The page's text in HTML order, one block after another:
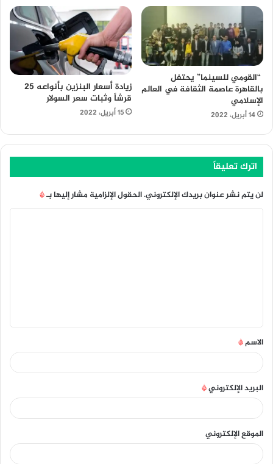
“القومي للسينما” يحتفل
بالقاهرة عاصمة الثقافة في العالم
الإسلامي
14 أبريل، 2022
زيادة أسعار البنزين بأنواعه 25
قرشاً وثبات سعر السولار
15 أبريل، 2022
اترك تعليقاً
لن يتم نشر عنوان بريدك الإلكتروني.الحقول الإلزامية مشار إليها بـ*
ق
*
الاسم*
البريد الإلكتروني*
الموقع الإلكتروني